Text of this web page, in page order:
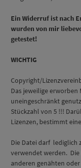
Ein Widerruf ist nach
wurden von mir
getestet!
WICHTIG
Copyright/
Das jeweilige
uneingeschränkt
Stückzahl von 5 !!!
Lizenzen, bestimmt
Die Datei darf lediglich
verwendet werden.
anderen genähten